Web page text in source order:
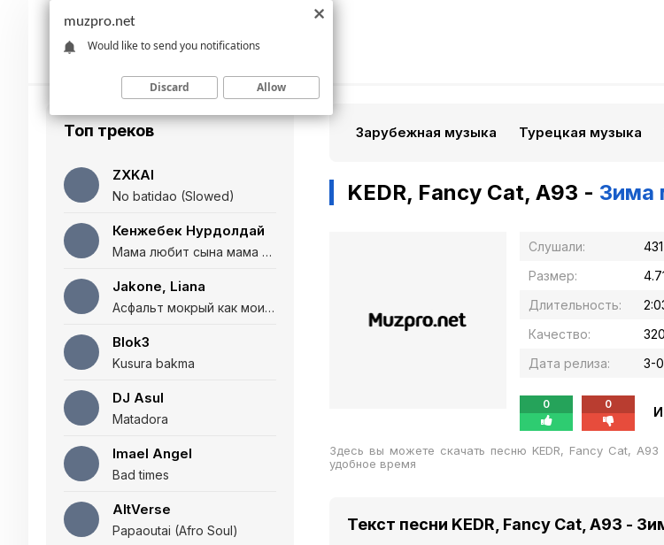
Топ треков
ZXKAI
No batidao (Slowed)
Кенжебек Нурдолдай
Мама любит сына мама любит дочь (Полная версия)
Jakone, Liana
Асфальт мокрый как мои глаза и я нарезаю
Blok3
Kusura bakma
DJ Asul
Matadora
Imael Angel
Bad times
AltVerse
Papaoutai (Afro Soul)
Зарубежная музыка Турецкая музыка
KEDR, Fancy Cat, A93 - Зима
Слушали:
431
Размер:
Длительность:
Качество:
Дата релиза:
3-
0 0
Здесь вы можете скачать песню KEDR, Fancy Cat,
удобное время
Текст песни KEDR, Fancy Cat, A93 -
muzpro.net
Would like to send you notifications
Discard Allow